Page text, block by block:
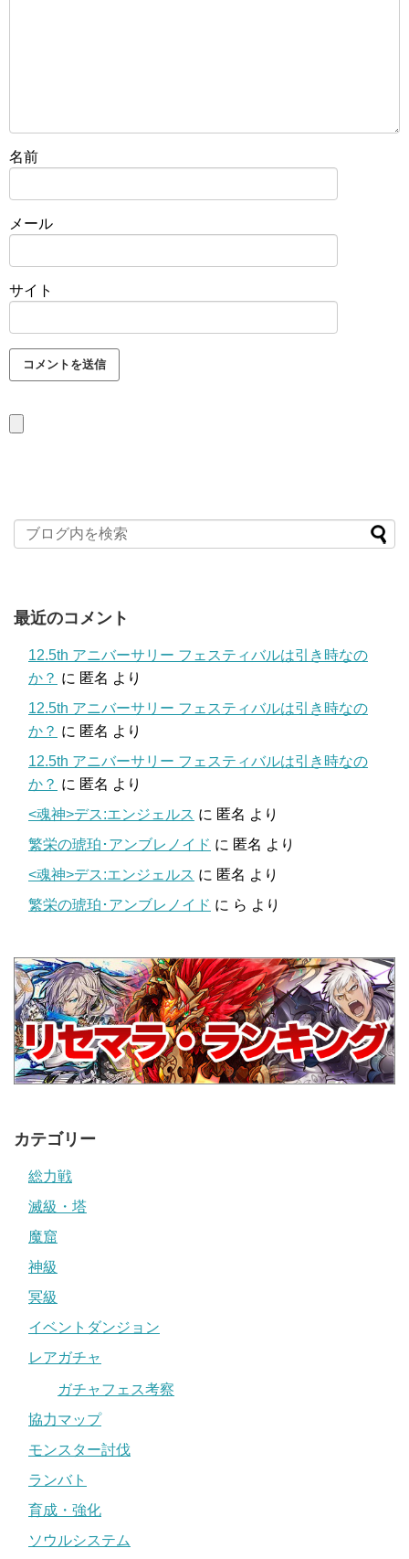
名前
メール
サイト
最近のコメント
12.5th アニバーサリー フェスティバルは引き時なの
か？ に 匿名 より
12.5th アニバーサリー フェスティバルは引き時なの
か？ に 匿名 より
12.5th アニバーサリー フェスティバルは引き時なの
か？ に 匿名 より
<魂神>デス:エンジェルス に 匿名 より
繁栄の琥珀･アンブレノイド に 匿名 より
<魂神>デス:エンジェルス に 匿名 より
繁栄の琥珀･アンブレノイド に ら より
カテゴリー
総力戦
滅級・塔
魔窟
神級
冥級
イベントダンジョン
レアガチャ
ガチャフェス考察
協力マップ
モンスター討伐
ランバト
育成・強化
ソウルシステム